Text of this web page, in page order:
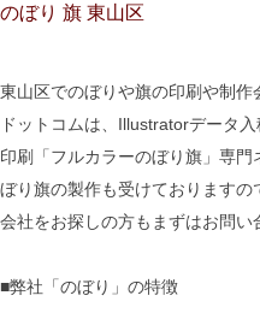
のぼり 旗 東山区
東山区でのぼりや旗の印刷や制
ドットコムは、Illustratorデータ
印刷「フルカラーのぼり旗」専
ぼり旗の製作も受けております
会社をお探しの方もまずはお問い
■弊社「のぼり」の特徴